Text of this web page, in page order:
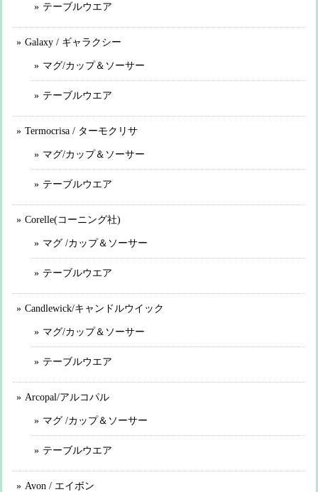
テーブルウエア
Galaxy / ギャラクシー
マグ/カップ＆ソーサー
テーブルウエア
Termocrisa / ターモクリサ
マグ/カップ＆ソーサー
テーブルウエア
Corelle(コーニング社)
マグ /カップ＆ソーサー
テーブルウエア
Candlewick/キャンドルウイック
マグ/カップ＆ソーサー
テーブルウエア
Arcopal/アルコパル
マグ /カップ＆ソーサー
テーブルウエア
Avon / エイボン